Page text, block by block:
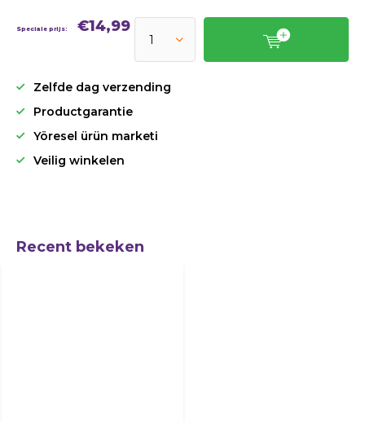
Speciale prijs: €14,99
Zelfde dag verzending
Productgarantie
Yöresel ürün marketi
Veilig winkelen
Recent bekeken